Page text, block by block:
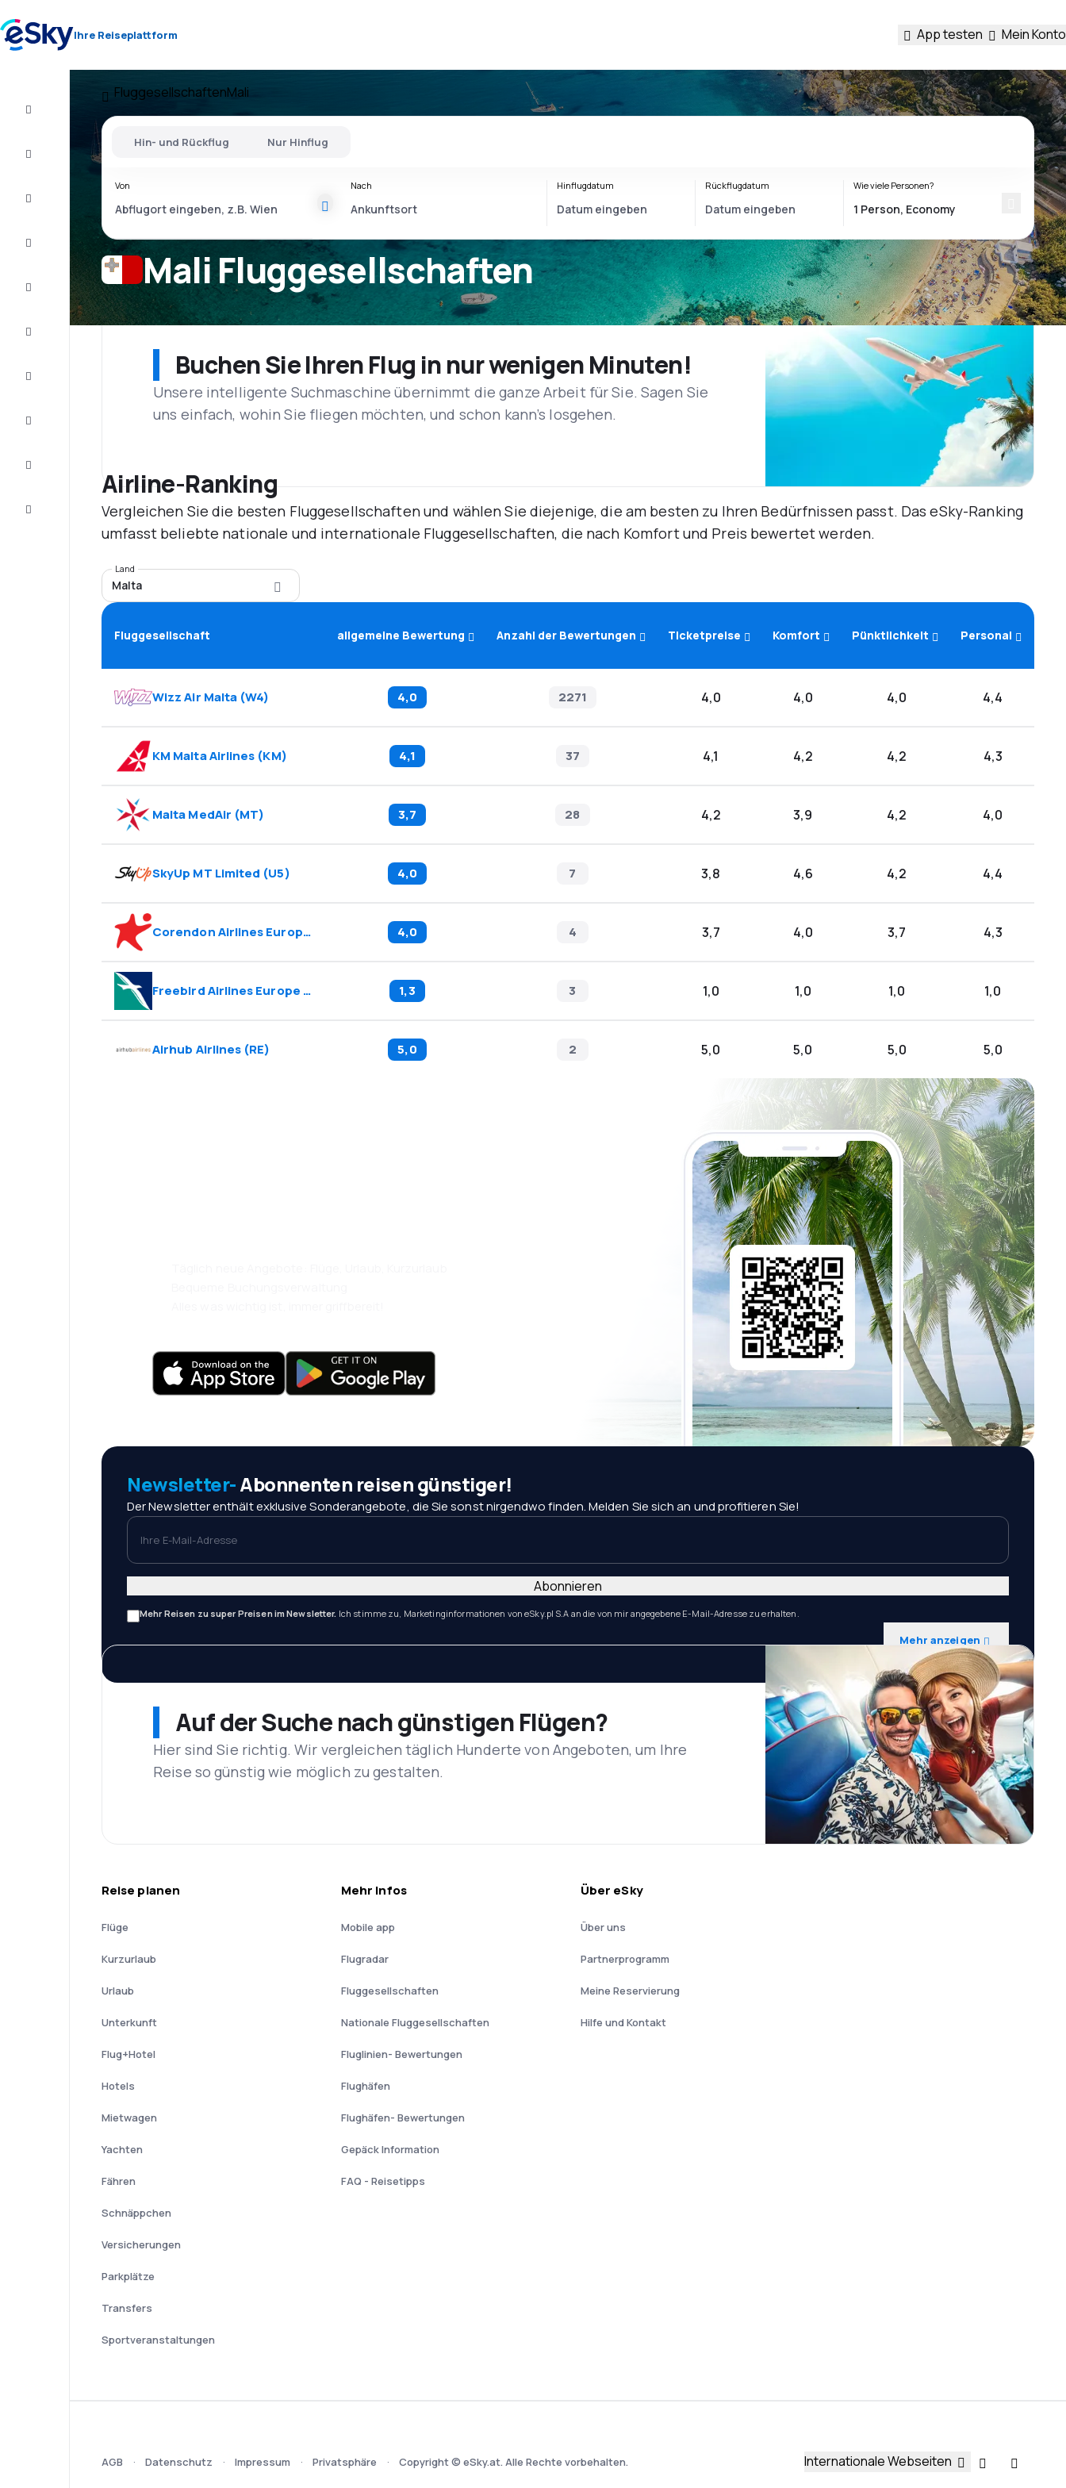
Ihre Reiseplattform App testen Mein Konto
Kurzurlaub
Kundenservice
FluggesellschaftenMali
Mali Fluggesellschaften
Hin- und Rückflug Nur Hinflug
Von Nach Hinflugdatum Rückflugdatum Wie viele Personen?
Buchen Sie Ihren Flug in nur wenigen Minuten!
Unsere intelligente Suchmaschine übernimmt die ganze Arbeit für Sie. Sagen Sie
uns einfach, wohin Sie fliegen möchten, und schon kann’s losgehen.
Airline-Ranking
Vergleichen Sie die besten Fluggesellschaften und wählen Sie diejenige, die am besten zu Ihren Bedürfnissen passt. Das eSky-Ranking
umfasst beliebte nationale und internationale Fluggesellschaften, die nach Komfort und Preis bewertet werden.
Land
Malta
Fluggesellschaft allgemeine Bewertung Anzahl der Bewertungen Ticketpreise Komfort Pünktlichkeit Personal
Wizz Air Malta (W4) 4,0 2271 4,0 4,0 4,0 4,4
KM Malta Airlines (KM) 4,1 37 4,1 4,2 4,2 4,3
Malta MedAir (MT) 3,7 28 4,2 3,9 4,2 4,0
SkyUp MT Limited (U5) 4,0 7 3,8 4,6 4,2 4,4
Corendon Airlines Europe( 4,0 4 3,7 4,0 3,7 4,3
Freebird Airlines Europe MI 1,3 3 1,0 1,0 1,0 1,0
Airhub Airlines (RE) 5,0 2 5,0 5,0 5,0 5,0
Newsletter-Abonnenten reisen günstiger!
Der Newsletter enthält exklusive Sonderangebote, die Sie sonst nirgendwo finden. Melden Sie sich an und profitieren Sie!
Ihre E-Mail-Adresse
Mehr Reisen zu super Preisen im Newsletter. Ich stimme zu, Marketinginformationen von eSky.pl S.A an die von mir angegebene E-Mail-Adresse zu erhalten.
Mehr anzeigen
Abonnieren
Auf der Suche nach günstigen Flügen?
Hier sind Sie richtig. Wir vergleichen täglich Hunderte von Angeboten, um Ihre
Reise so günstig wie möglich zu gestalten.
Reise planen
Flüge
Kurzurlaub
Urlaub
Unterkunft
Flug+Hotel
Hotels
Mietwagen
Yachten
Fähren
Schnäppchen
Versicherungen
Parkplätze
Transfers
Sportveranstaltungen
Mehr Infos
Mobile app
Flugradar
Fluggesellschaften
Nationale Fluggesellschaften
Fluglinien- Bewertungen
Flughäfen
Flughäfen- Bewertungen
Gepäck Information
FAQ - Reisetipps
Über eSky
Über uns
Partnerprogramm
Meine Reservierung
Hilfe und Kontakt
AGB Datenschutz Impressum Privatsphäre Copyright © eSky.at. Alle Rechte vorbehalten. Internationale Webseiten